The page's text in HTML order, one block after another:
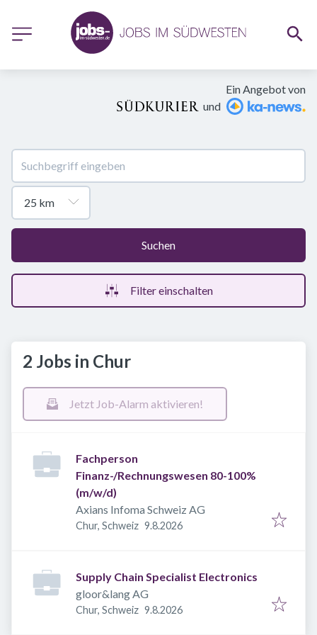
Ein Angebot von
und
Suchen
Filter einschalten
2 Jobs in Chur
Jetzt Job-Alarm aktivieren!
Fachperson
Finanz-/Rechnungswesen 80-100%
(m/w/d)
Axians Infoma Schweiz AG
Chur, Schweiz Veröffentlicht
9.8.2026
Supply Chain Specialist Electronics
gloor&lang AG
Chur, Schweiz Veröffentlicht
9.8.2026